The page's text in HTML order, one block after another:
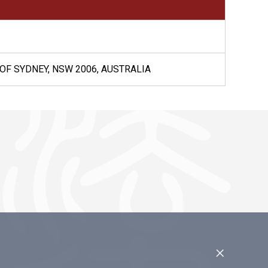
SYDNEY, NSW 2006, AUSTRALIA
×